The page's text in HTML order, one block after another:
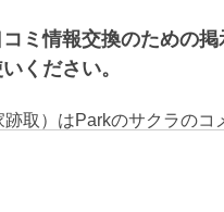
ミ情報交換のための掲
ください。
取）はParkのサクラのコ